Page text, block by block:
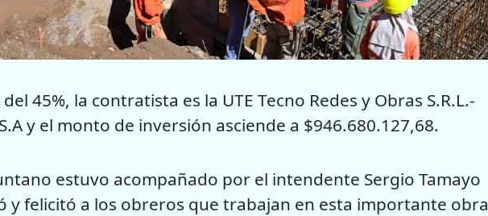
45%, la contratista es la UTE Tecno Redes y Obras S.R.L.-
y el monto de inversión asciende a $946.680.127,68.
estuvo acompañado por el intendente Sergio Tamayo
y felicitó a los obreros que trabajan en esta importante obra